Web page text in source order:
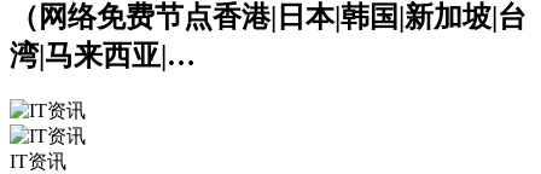
（网络免费节点香港|日本|韩国|新加坡|台
湾|马来西亚|…
IT资讯